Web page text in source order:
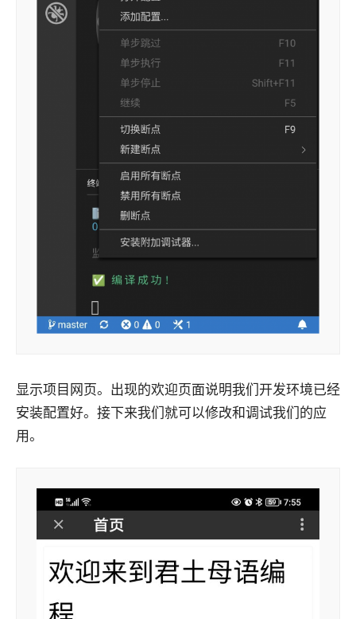
显示项目网页。出现的欢迎页面说明我们开发环境已经
安装配置好。接下来我们就可以修改和调试我们的应
用。